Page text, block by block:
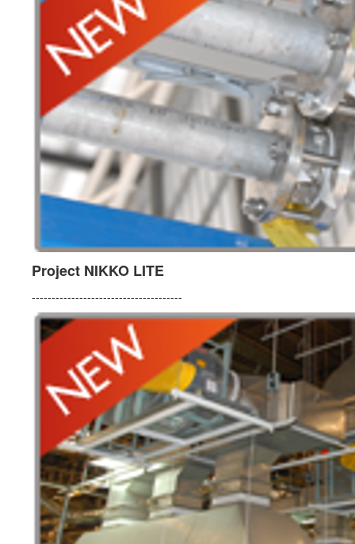
Project NIKKO LITE
--------------------------------------